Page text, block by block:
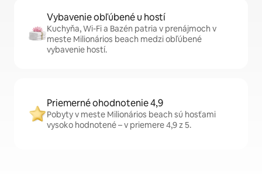
Vybavenie obľúbené u hostí
Kuchyňa, Wi-Fi a Bazén patria v prenájmoch v
meste Milionários beach medzi obľúbené
vybavenie hostí.
Priemerné ohodnotenie 4,9
Pobyty v meste Milionários beach sú hosťami
vysoko hodnotené – v priemere 4,9 z 5.